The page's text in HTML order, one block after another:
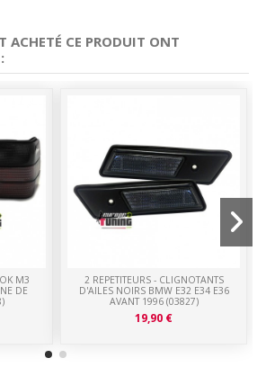
ACHETÉ CE PRODUIT ONT
M3
DE
2 REPETITEURS - CLIGNOTANTS
D'AILES NOIRS BMW E32 E34 E36
AVANT 1996 (03827)
19,90 €